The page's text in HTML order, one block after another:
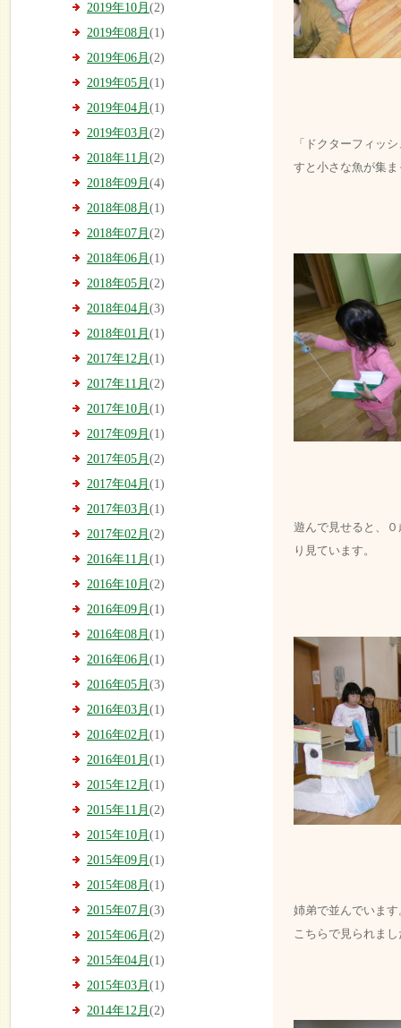
2019年10月 (2)
2019年08月 (1)
2019年06月 (2)
2019年05月 (1)
2019年04月 (1)
2019年03月 (2)
2018年11月 (2)
2018年09月 (4)
2018年08月 (1)
2018年07月 (2)
2018年06月 (1)
2018年05月 (2)
2018年04月 (3)
2018年01月 (1)
2017年12月 (1)
2017年11月 (2)
2017年10月 (1)
2017年09月 (1)
2017年05月 (2)
2017年04月 (1)
2017年03月 (1)
2017年02月 (2)
2016年11月 (1)
2016年10月 (2)
2016年09月 (1)
2016年08月 (1)
2016年06月 (1)
2016年05月 (3)
2016年03月 (1)
2016年02月 (1)
2016年01月 (1)
2015年12月 (1)
2015年11月 (2)
2015年10月 (1)
2015年09月 (1)
2015年08月 (1)
2015年07月 (3)
2015年06月 (2)
2015年04月 (1)
2015年03月 (1)
2014年12月 (2)
「ドクターフィッ
すと小さな魚が集
遊んで見せると、
り見ています。
姉弟で並んでいま
こちらで見られまし